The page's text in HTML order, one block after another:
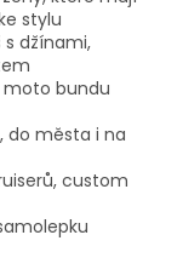
stylu
s džínami,
moto bundu
do města i na
custom